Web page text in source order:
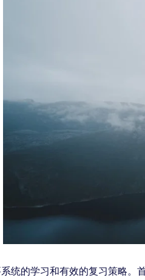
统的学习和有效的复习策略。